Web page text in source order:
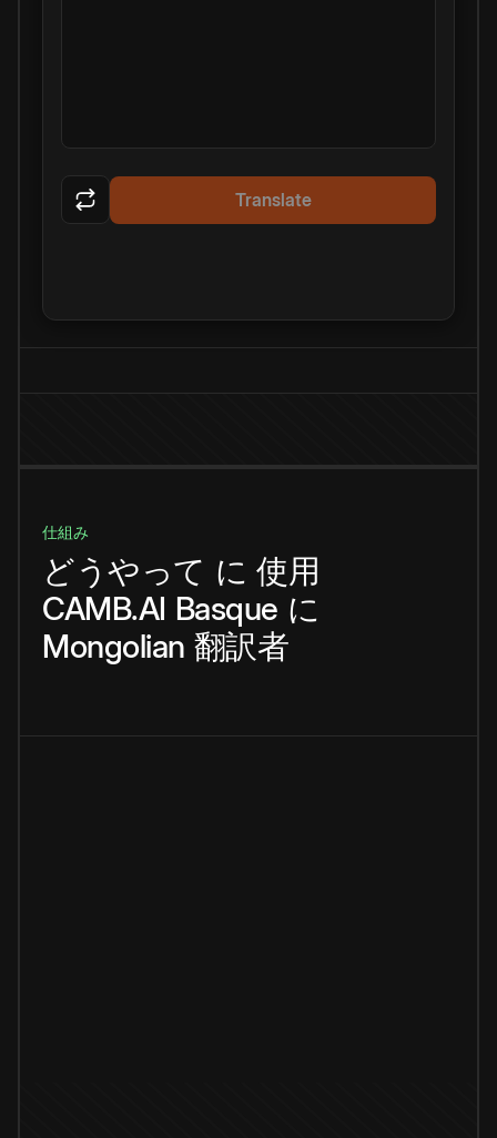
Translate
仕組み
どうやって に 使用
CAMB.AI Basque に
Mongolian 翻訳者